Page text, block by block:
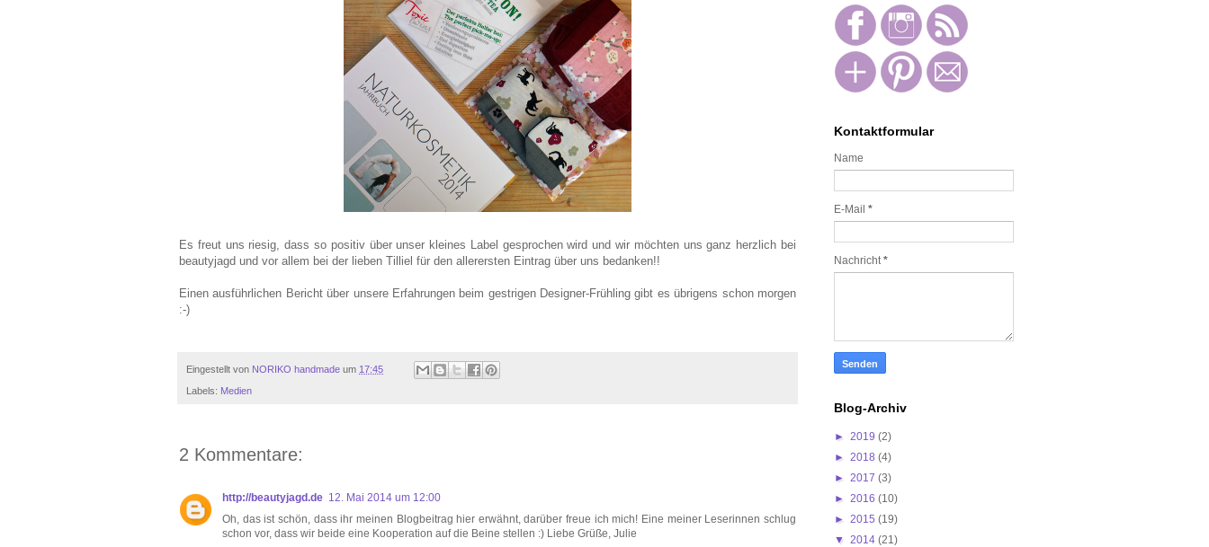
Es freut uns riesig, dass so positiv über unser kleines Label gesprochen wird und wir möchten uns ganz herzlich bei
beautyjagd und vor allem bei der lieben Tilliel für den allerersten Eintrag über uns bedanken!!
Einen ausführlichen Bericht über unsere Erfahrungen beim gestrigen Designer-Frühling gibt es übrigens schon morgen
:-)
Eingestellt von NORIKO handmade um 17:45
Labels: Medien
2 Kommentare:
http://beautyjagd.de 12. Mai 2014 um 12:00
Oh, das ist schön, dass ihr meinen Blogbeitrag hier erwähnt, darüber freue ich mich! Eine meiner Leserinnen schlug
schon vor, dass wir beide eine Kooperation auf die Beine stellen :) Liebe Grüße, Julie
Kontaktformular
Name
E-Mail *
Nachricht *
Blog-Archiv
► 2019 (2)
► 2018 (4)
► 2017 (3)
► 2016 (10)
► 2015 (19)
▼ 2014 (21)